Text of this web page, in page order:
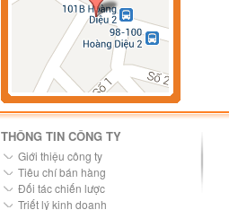
THÔNG TIN CÔNG TY
Giới thiệu công ty
Tiêu chí bán hàng
Đối tác chiến lược
Triết lý kinh doanh